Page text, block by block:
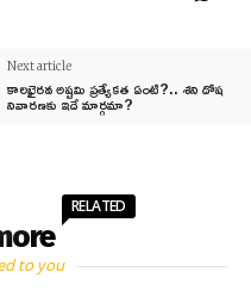
Next article
కాలభైరవ అష్టమి ప్రత్యేకత ఏంటి?.. శని దోష
నివారణకు ఇదే మార్గమా?
RELATED
to you